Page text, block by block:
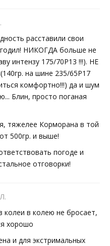
расставили свои
НИКОГДА больше не
интензу 175/70Р13 !!!). НЕ
на шине 235/65Р17
комфортно!!!) да и шум
Блин, просто поганая
тяжелее Корморана в той
500гр. и выше!
погоде и
отговорки!
колеи в колею не бросает,
хорошо
и для экстримальных